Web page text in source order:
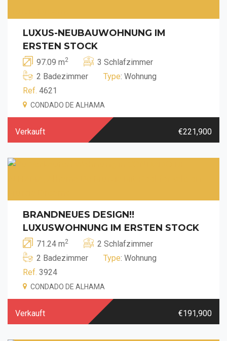
LUXUS-NEUBAUWOHNUNG IM
ERSTEN STOCK
97.09 m2
3 Schlafzimmer
2 Badezimmer
Type: Wohnung
Ref. 4621
CONDADO DE ALHAMA
Verkauft €221,900
BRANDNEUES DESIGN!!
LUXUSWOHNUNG IM ERSTEN STOCK
71.24 m2
2 Schlafzimmer
2 Badezimmer
Type: Wohnung
Ref. 3924
CONDADO DE ALHAMA
Verkauft €191,900